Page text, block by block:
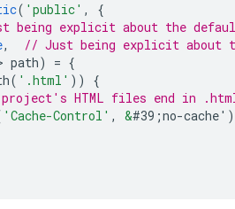
( 'public' ,
{
being explicit about the
,
// Just being explicit about
path) = {
( '.html' ))
{
HTML files end in
'Cache-Control' , &#39;no-cache'